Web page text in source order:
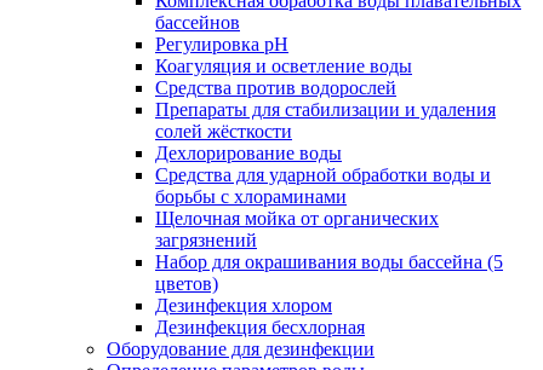
бассейнов
Регулировка рH
Коагуляция и осветление воды
Средства против водорослей
Препараты для стабилизации и удаления
солей жёсткости
Дехлорирование воды
Средства для ударной обработки воды и
борьбы с хлораминами
Щелочная мойка от органических
загрязнений
Набор для окрашивания воды бассейна (5
цветов)
Дезинфекция хлором
Дезинфекция бесхлорная
Оборудование для дезинфекции